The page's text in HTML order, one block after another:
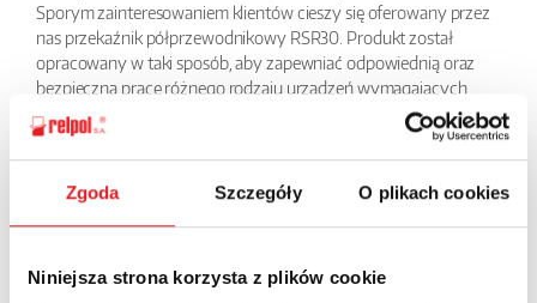
Zgoda Szczegóły O plikach cookies
Niniejsza strona korzysta z plików cookie
Sporym zainteresowaniem klientów cieszy się oferowany przez
nas przekaźnik półprzewodnikowy RSR30. Produkt został
opracowany w taki sposób, aby zapewniać odpowiednią oraz
bezpieczną pracę różnego rodzaju urządzeń wymagających
dużej szybkości działania przy małej mocy sygnału sterującego.
Przekaźnik ten charakteryzuje się też dużą niezawodnością i
cichą pracą w urządzeniu. Bardzo dobrze sprawdza się w
różnych układach szeroko pojętej elektroniki.